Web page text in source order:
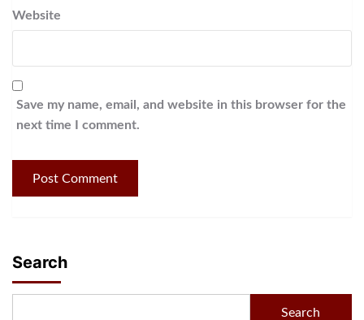
Website
Save my name, email, and website in this browser for the
next time I comment.
Search
Search